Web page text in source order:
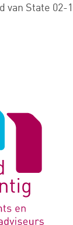
van State 02-